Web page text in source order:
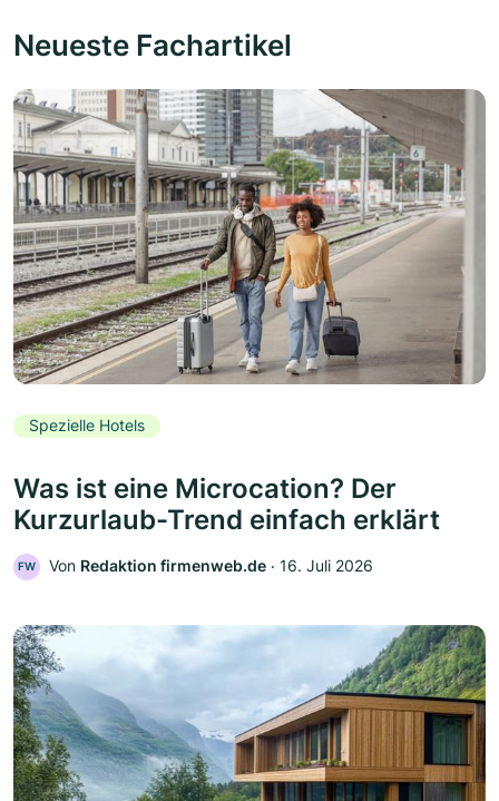
Neueste Fachartikel
Spezielle Hotels
Was ist eine Microcation? Der
Kurzurlaub-Trend einfach erklärt
FW Von Redaktion firmenweb.de ‧ 16. Juli 2026